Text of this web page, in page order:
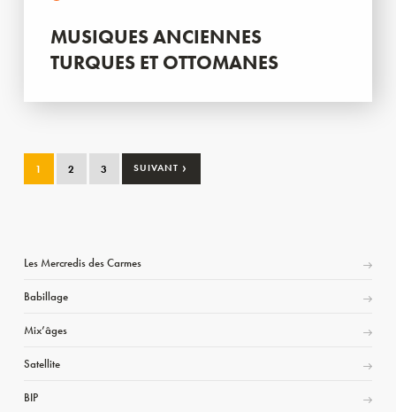
MUSIQUES ANCIENNES
TURQUES ET OTTOMANES
1 2 3 SUIVANT ›
Les Mercredis des Carmes
Babillage
Mix’âges
Satellite
BIP